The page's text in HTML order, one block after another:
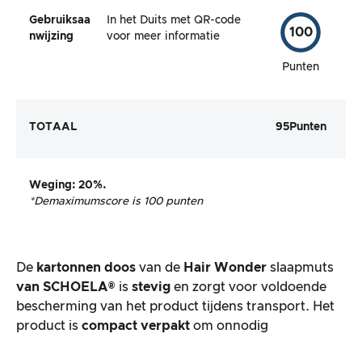
Gebruiksaa
nwijzing
In het Duits met QR-code
voor meer informatie
100
Punten
TOTAAL 95Punten
Weging: 20%.
*Demaximumscore is 100 punten
De kartonnen doos van de Hair Wonder slaapmuts
van SCHOELA® is stevig en zorgt voor voldoende
bescherming van het product tijdens transport. Het
product is compact verpakt om onnodig